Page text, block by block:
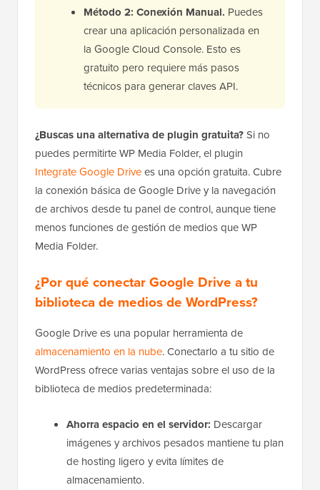
Método 2: Conexión Manual. Puedes
crear una aplicación personalizada en
la Google Cloud Console. Esto es
gratuito pero requiere más pasos
técnicos para generar claves API.
¿Buscas una alternativa de plugin gratuita?Si no
puedes permitirte WP Media Folder, el plugin
Integrate Google Drivees una opción gratuita. Cubre
la conexión básica de Google Drive y la navegación
de archivos desde tu panel de control, aunque tiene
menos funciones de gestión de medios que WP
Media Folder.
¿Por qué conectar Google Drive a tu
biblioteca de medios de WordPress?
Google Drive es una popular herramienta de
almacenamiento en la nube. Conectarlo a tu sitio de
WordPress ofrece varias ventajas sobre el uso de la
biblioteca de medios predeterminada:
Ahorra espacio en el servidor: Descargar
imágenes y archivos pesados mantiene tu plan
de hosting ligero y evita límites de
almacenamiento.